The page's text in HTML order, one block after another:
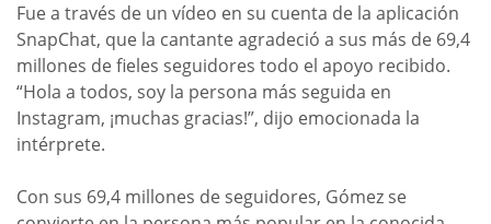
Fue a través de un vídeo en su cuenta de la aplicación
SnapChat, que la cantante agradeció a sus más de 69,4
millones de fieles seguidores todo el apoyo recibido.
“Hola a todos, soy la persona más seguida en
Instagram, ¡muchas gracias!”, dijo emocionada la
intérprete.
Con sus 69,4 millones de seguidores, Gómez se